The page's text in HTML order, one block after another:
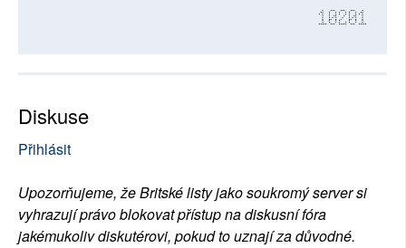
10201
Diskuse
Přihlásit
Upozorňujeme, že Britské listy jako soukromý server si
vyhrazují právo blokovat přístup na diskusní fóra
jakémukoliv diskutérovi, pokud to uznají za důvodné.